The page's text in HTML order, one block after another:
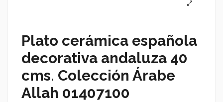
Plato cerámica española
decorativa andaluza 40
cms. Colección Árabe
Allah 01407100